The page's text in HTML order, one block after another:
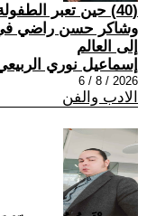
(40) حين تعبر
وشاكر حسن راضي في
إلى العالم
إسماعيل نوري
2026 / 8 / 6
الادب والفن